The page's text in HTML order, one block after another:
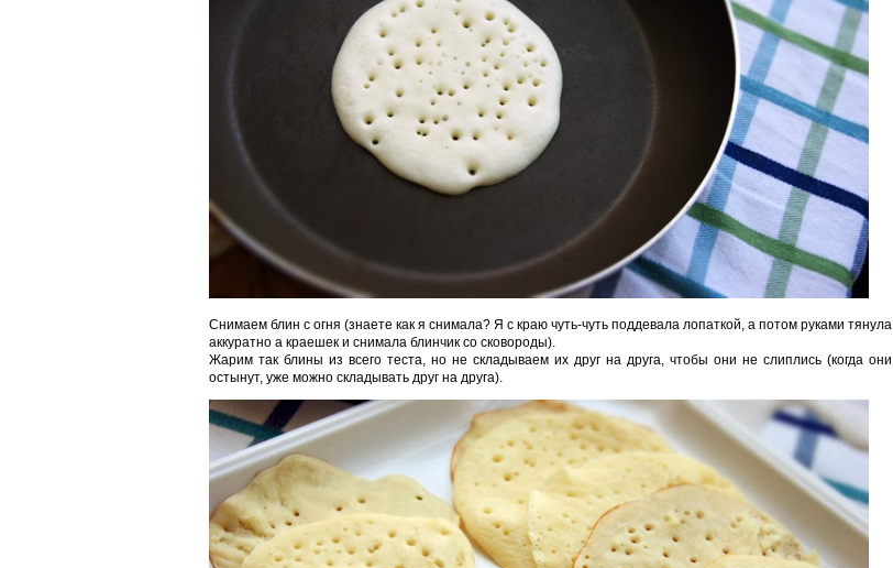
Снимаем блин с огня (знаете как я снимала? Я с краю чуть-чуть поддевала лопаткой, а потом руками тянула
аккуратно а краешек и снимала блинчик со сковороды).
Жарим так блины из всего теста, но не складываем их друг на друга, чтобы они не слиплись (когда они
остынут, уже можно складывать друг на друга).